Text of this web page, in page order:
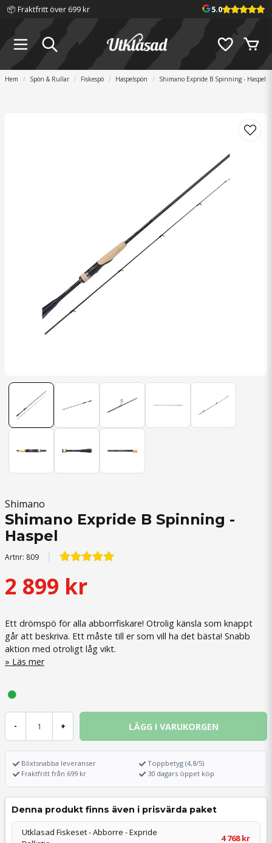
📦 Fraktfritt över 699 kr 5.0
Hem Spön & Rullar Fiskespö Haspelspön Shimano Expride B Spinning - Haspel
Shimano
Shimano Expride B Spinning -
Haspel
Artnr: 809
2 899 kr
Ett drömspö för alla abborrfiskare! Otrolig känsla som knappt
går att beskriva. Ett måste till er som vill ha det bästa! Snabb
aktion med otroligt låg vikt.
Läs mer
- + LÄGG I VARUKORGEN
Blixtsnabba leveranser
Fraktfritt från 699 kr
Toppbetyg (4,8/5)
30 dagars öppet köp
Denna produkt finns även i prisvärda paket
Utklasad Fiskeset - Abborre - Expride
4 768 kr